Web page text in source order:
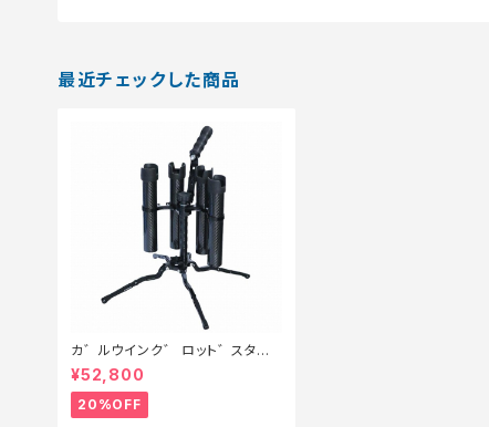
最近チェックした商品
カ゛ルウインク゛ ロット゛スタン
ト゛ 4本 #フルフ゛ラック【特価装
備】【20】
¥52,800
20%OFF